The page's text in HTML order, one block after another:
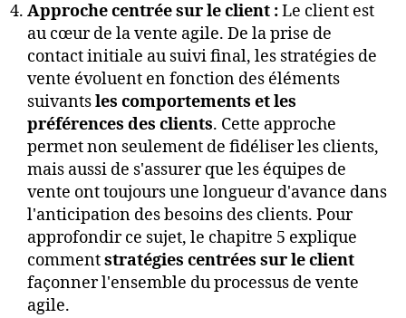
Approche centrée sur le client :Le client est
au cœur de la vente agile. De la prise de
contact initiale au suivi final, les stratégies de
vente évoluent en fonction des éléments
suivantsles comportements et les
préférences des clients. Cette approche
permet non seulement de fidéliser les clients,
mais aussi de s'assurer que les équipes de
vente ont toujours une longueur d'avance dans
l'anticipation des besoins des clients. Pour
approfondir ce sujet, le chapitre 5 explique
commentstratégies centrées sur le client
façonner l'ensemble du processus de vente
agile.